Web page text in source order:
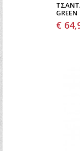
GREEN
€